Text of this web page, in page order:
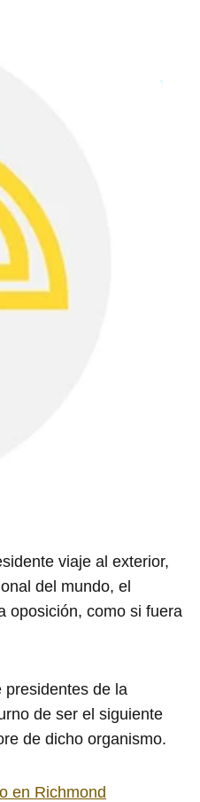
viaje al exterior,
del mundo, el
oposición, como si fuera
presidentes de la
de ser el siguiente
de dicho organismo.
en Richmond